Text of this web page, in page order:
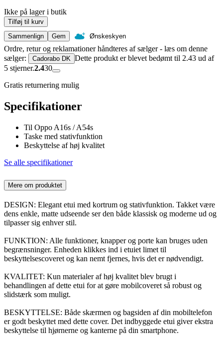
Ikke på lager i butik
Tilføj til kurv
Sammenlign
Gem Ønskeskyen
Ordre, retur og reklamationer håndteres af sælger - læs om denne
sælger:
Cadorabo DK Dette produkt er blevet bedømt til 2.43 ud af
5 stjerner.2.430
Gratis returnering mulig
Specifikationer
Til Oppo A16s / A54s
Taske med stativfunktion
Beskyttelse af høj kvalitet
Se alle specifikationer
Mere om produktet
DESIGN: Elegant etui med kortrum og stativfunktion. Takket være
dens enkle, matte udseende ser den både klassisk og moderne ud og
tilpasser sig enhver stil.
FUNKTION: Alle funktioner, knapper og porte kan bruges uden
begrænsninger. Enheden klikkes ind i etuiet limet til
beskyttelsescoveret og kan nemt fjernes, hvis det er nødvendigt.
KVALITET: Kun materialer af høj kvalitet blev brugt i
behandlingen af dette etui for at gøre mobilcoveret så robust og
slidstærk som muligt.
BESKYTTELSE: Både skærmen og bagsiden af din mobiltelefon
er godt beskyttet med dette cover. Det indbyggede etui giver ekstra
beskyttelse til hjørnerne og kanterne på din smartphone.